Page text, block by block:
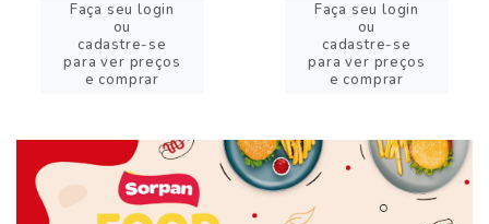
Faça seu login
ou
cadastre-se
para ver preços
e comprar
Faça seu login
ou
cadastre-se
para ver preços
e comprar